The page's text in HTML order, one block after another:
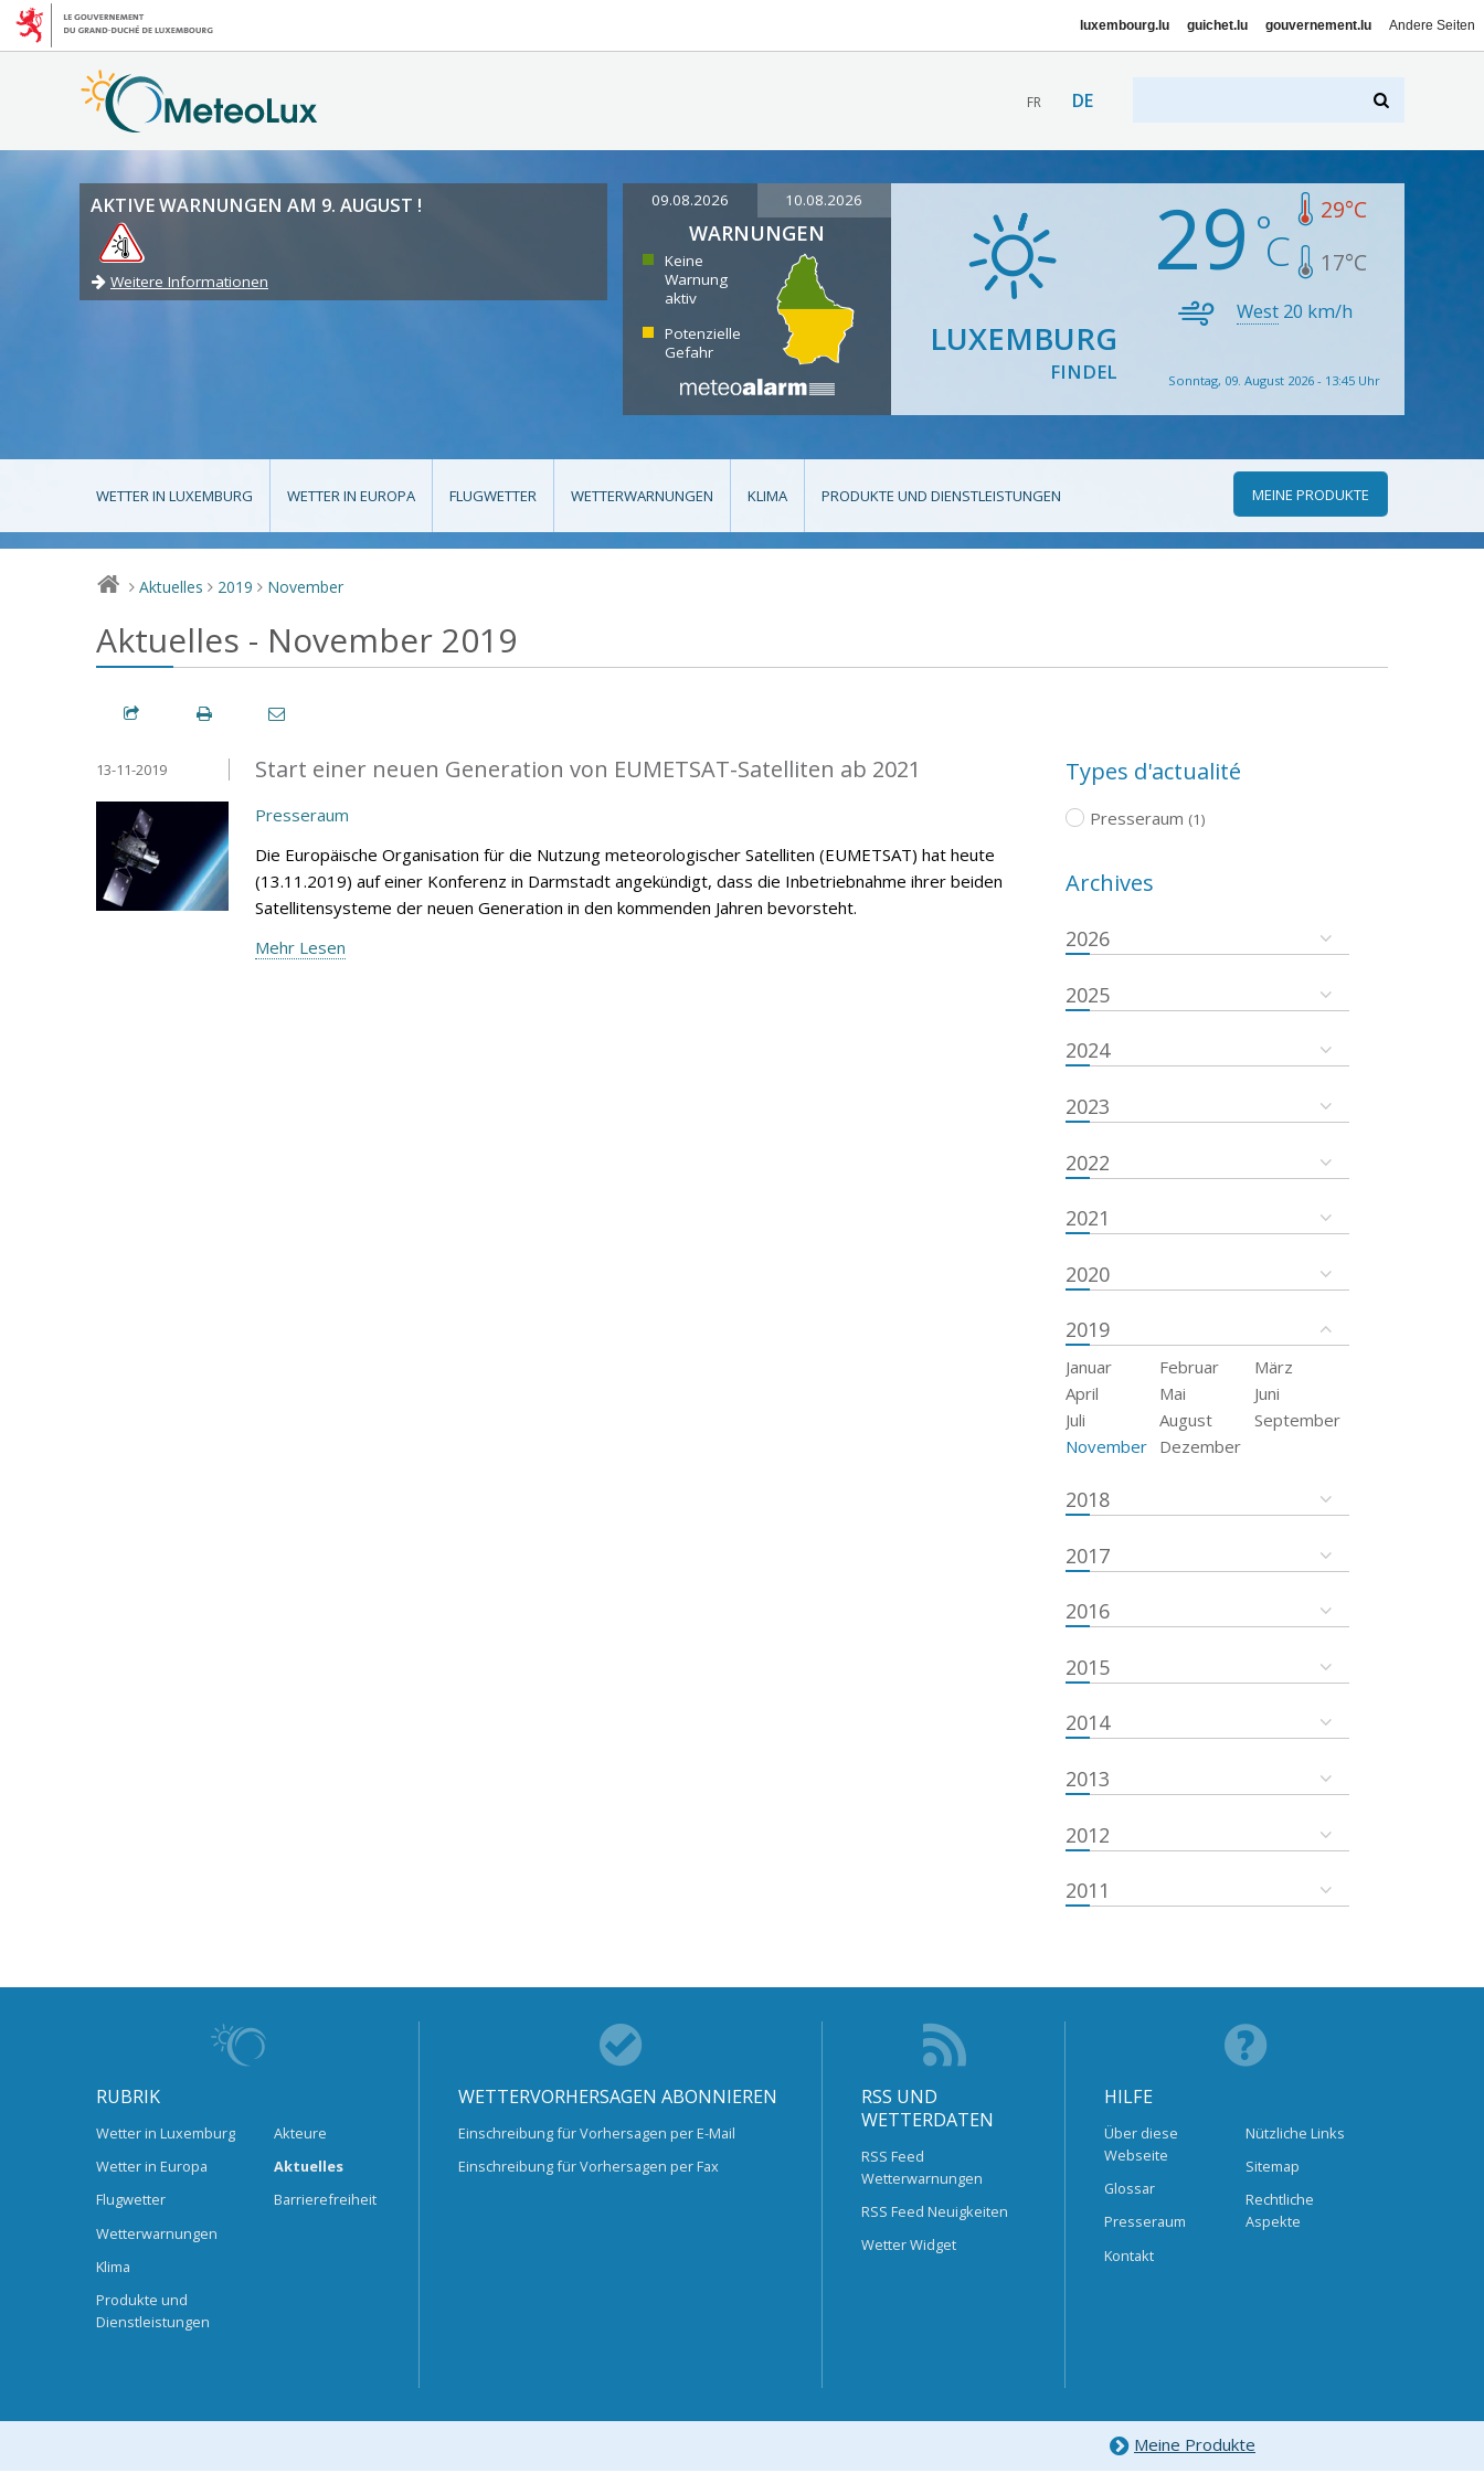
luxembourg.lu guichet.lu gouvernement.lu Andere Seiten
FR DE
AKTIVE WARNUNGEN AM 9. AUGUST !
Weitere Informationen
09.08.2026 10.08.2026
WARNUNGEN
Keine
Warnung
aktiv
Potenzielle
Gefahr
LUXEMBURG
FINDEL
29 29°C
17°C
West 20 km/h
Sonntag, 09. August 2026 - 13:45 Uhr
WETTER IN LUXEMBURG WETTER IN EUROPA FLUGWETTER WETTERWARNUNGEN KLIMA PRODUKTE UND DIENSTLEISTUNGEN MEINE PRODUKTE
> Aktuelles > 2019 > November
Aktuelles - November 2019
Start einer neuen Generation von EUMETSAT-Satelliten ab 2021
13-11-2019
Presseraum
Die Europäische Organisation für die Nutzung meteorologischer Satelliten (EUMETSAT) hat heute
(13.11.2019) auf einer Konferenz in Darmstadt angekündigt, dass die Inbetriebnahme ihrer beiden
Satellitensysteme der neuen Generation in den kommenden Jahren bevorsteht.
Mehr Lesen
Types d'actualité
Presseraum (1)
Archives
2026
2025
2024
2023
2022
2021
2020
2019
Januar Februar
März
April
Mai
Juni
Juli
August
September
November
Dezember
2018
2017
2016
2015
2014
2013
2012
2011
RUBRIK
Wetter in Luxemburg
Wetter in Europa
Flugwetter
Wetterwarnungen
Klima
Produkte und
Dienstleistungen
Akteure
Aktuelles
Barrierefreiheit
WETTERVORHERSAGEN ABONNIEREN
Einschreibung für Vorhersagen per E-Mail
Einschreibung für Vorhersagen per Fax
RSS UND
WETTERDATEN
RSS Feed
Wetterwarnungen
RSS Feed Neuigkeiten
Wetter Widget
HILFE
Über diese
Webseite
Glossar
Presseraum
Kontakt
Nützliche Links
Sitemap
Rechtliche
Aspekte
Meine Produkte